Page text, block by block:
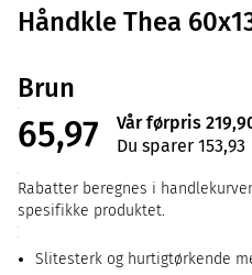
Håndkle Thea
Brun
65,97
Vår førpris
Du sparer 153,93
Rabatter beregnes i
spesifikke produktet.
Slitesterk og hurtigtørkende